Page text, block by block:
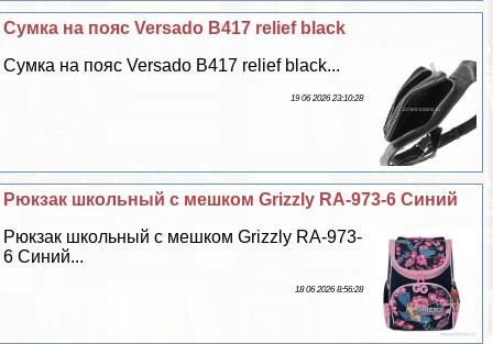
Сумка на пояс Versado B417 relief black
Сумка на пояс Versado B417 relief black...
19 06 2026 23:10:28
Рюкзак школьный с мешком Grizzly RA-973-6 Синий
Рюкзак школьный с мешком Grizzly RA-973-
6 Синий...
18 06 2026 8:56:28